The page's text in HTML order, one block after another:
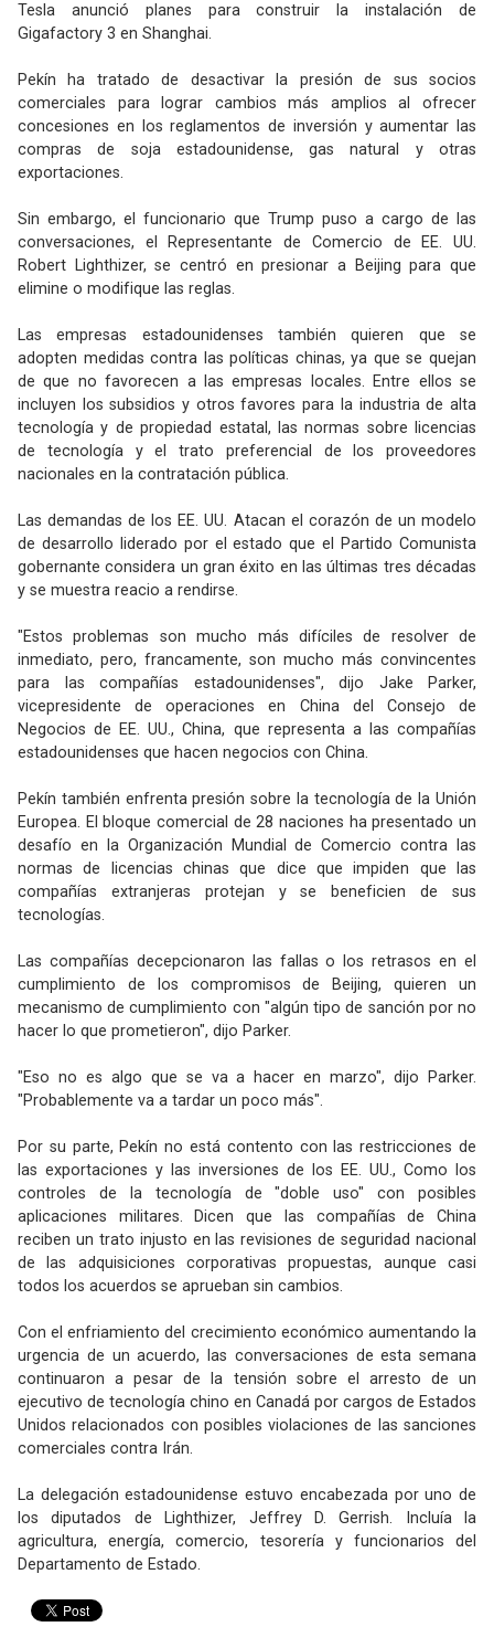
Tesla anunció planes para construir la instalación de
Gigafactory 3 en Shanghai.
Pekín ha tratado de desactivar la presión de sus socios
comerciales para lograr cambios más amplios al ofrecer
concesiones en los reglamentos de inversión y aumentar las
compras de soja estadounidense, gas natural y otras
exportaciones.
Sin embargo, el funcionario que Trump puso a cargo de las
conversaciones, el Representante de Comercio de EE. UU.
Robert Lighthizer, se centró en presionar a Beijing para que
elimine o modifique las reglas.
Las empresas estadounidenses también quieren que se
adopten medidas contra las políticas chinas, ya que se quejan
de que no favorecen a las empresas locales. Entre ellos se
incluyen los subsidios y otros favores para la industria de alta
tecnología y de propiedad estatal, las normas sobre licencias
de tecnología y el trato preferencial de los proveedores
nacionales en la contratación pública.
Las demandas de los EE. UU. Atacan el corazón de un modelo
de desarrollo liderado por el estado que el Partido Comunista
gobernante considera un gran éxito en las últimas tres décadas
y se muestra reacio a rendirse.
"Estos problemas son mucho más difíciles de resolver de
inmediato, pero, francamente, son mucho más convincentes
para las compañías estadounidenses", dijo Jake Parker,
vicepresidente de operaciones en China del Consejo de
Negocios de EE. UU., China, que representa a las compañías
estadounidenses que hacen negocios con China.
Pekín también enfrenta presión sobre la tecnología de la Unión
Europea. El bloque comercial de 28 naciones ha presentado un
desafío en la Organización Mundial de Comercio contra las
normas de licencias chinas que dice que impiden que las
compañías extranjeras protejan y se beneficien de sus
tecnologías.
Las compañías decepcionaron las fallas o los retrasos en el
cumplimiento de los compromisos de Beijing, quieren un
mecanismo de cumplimiento con "algún tipo de sanción por no
hacer lo que prometieron", dijo Parker.
"Eso no es algo que se va a hacer en marzo", dijo Parker.
"Probablemente va a tardar un poco más".
Por su parte, Pekín no está contento con las restricciones de
las exportaciones y las inversiones de los EE. UU., Como los
controles de la tecnología de "doble uso" con posibles
aplicaciones militares. Dicen que las compañías de China
reciben un trato injusto en las revisiones de seguridad nacional
de las adquisiciones corporativas propuestas, aunque casi
todos los acuerdos se aprueban sin cambios.
Con el enfriamiento del crecimiento económico aumentando la
urgencia de un acuerdo, las conversaciones de esta semana
continuaron a pesar de la tensión sobre el arresto de un
ejecutivo de tecnología chino en Canadá por cargos de Estados
Unidos relacionados con posibles violaciones de las sanciones
comerciales contra Irán.
La delegación estadounidense estuvo encabezada por uno de
los diputados de Lighthizer, Jeffrey D. Gerrish. Incluía la
agricultura, energía, comercio, tesorería y funcionarios del
Departamento de Estado.